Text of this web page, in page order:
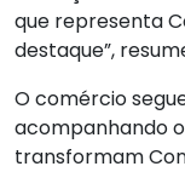
que representa
destaque”,
O comércio
acompanhando
transformam